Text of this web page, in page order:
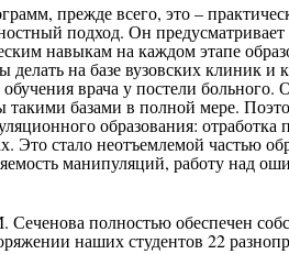
прежде всего, это –
подход. Он предусматривает
навыкам на каждом этапе
на базе вузовских клиник и
врача у постели
такими базами в полной мере.
образования:
Это стало неотъемлемой частью
манипуляций, работу над
полностью обеспечен
наших студентов 22